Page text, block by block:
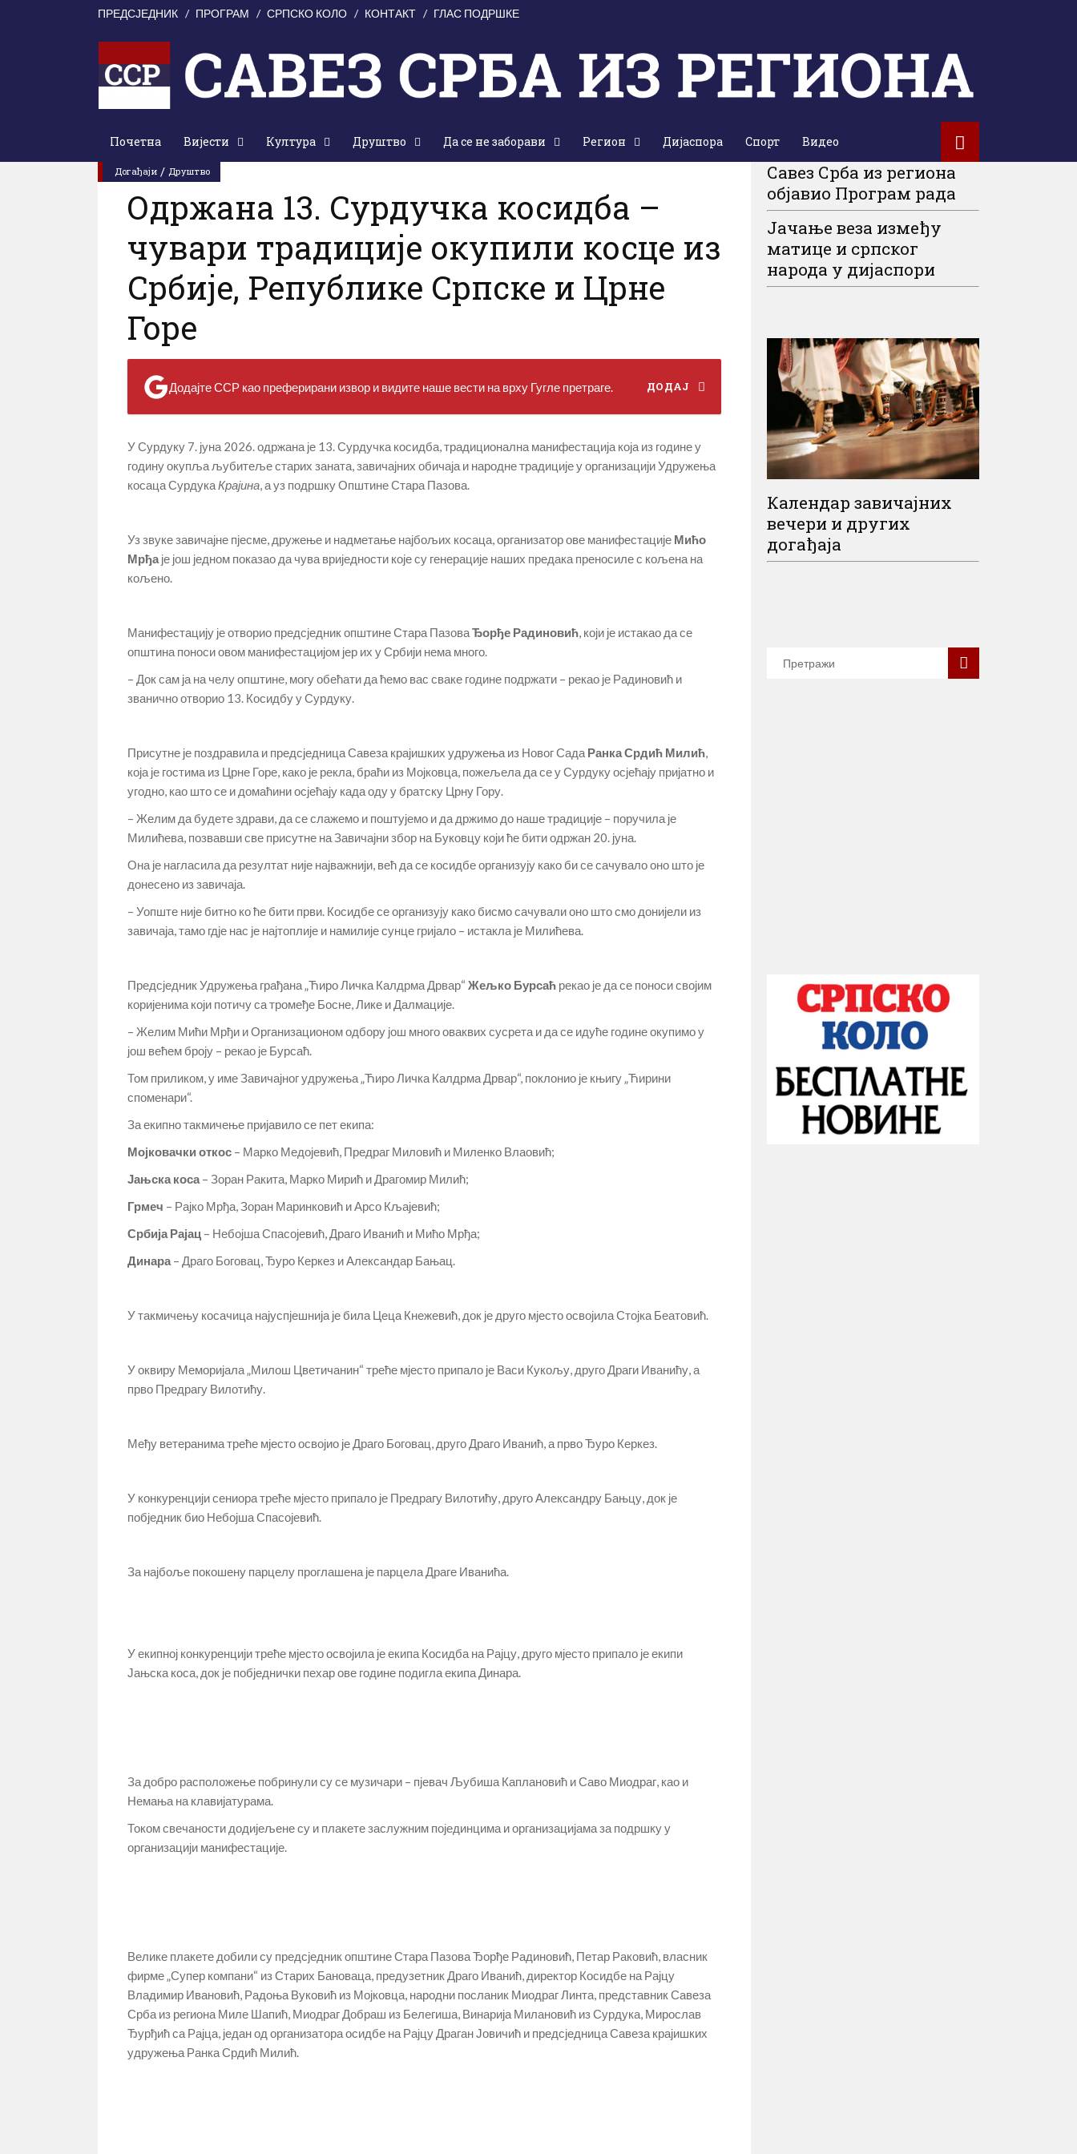
ПРЕДСЈЕДНИК ПРОГРАМ СРПСКО КОЛО КОНТАКТ ГЛАС ПОДРШКЕ
Почетна Вијести Култура Друштво Да се не заборави Регион Дијаспора Спорт Видео
Догађаји / Друштво
0 Коментари прегледа Уторак, 16. јун 2026.
Одржана 13. Сурдучка косидба –
чувари традиције окупили косце из
Србије, Републике Српске и Црне
Горе
Додајте ССР као преферирани извор и видите наше вести на врху Гугле претраге. ДОДАЈ
У Сурдуку 7. јуна 2026. одржана је 13. Сурдучка косидба, традиционална манифестација која из године у
годину окупља љубитеље старих заната, завичајних обичаја и народне традиције у организацији Удружења
косаца СурдукаКрајина, а уз подршку Општине Стара Пазова.
Уз звуке завичајне пјесме, дружење и надметање најбољих косаца, организатор ове манифестације Мићо
Мрђа је још једном показао да чува вриједности које су генерације наших предака преносиле с кољена на
кољено.
Манифестацију је отворио предсједник општине Стара ПазоваЂорђе Радиновић, који је истакао да се
општина поноси овом манифестацијом јер их у Србији нема много.
– Док сам ја на челу општине, могу обећати да ћемо вас сваке године подржати – рекао је Радиновић и
званично отворио 13. Косидбу у Сурдуку.
Присутне је поздравила и предсједница Савеза крајишких удружења из Новог Сада Ранка Срдић Милић,
која је гостима из Црне Горе, како је рекла, браћи из Мојковца, пожељела да се у Сурдуку осјећају пријатно и
угодно, као што се и домаћини осјећају када оду у братску Црну Гору.
– Желим да будете здрави, да се слажемо и поштујемо и да држимо до наше традиције – поручила је
Милићева, позвавши све присутне на Завичајни збор на Буковцу који ће бити одржан 20. јуна.
Она је нагласила да резултат није најважнији, већ да се косидбе организују како би се сачувало оно што је
донесено из завичаја.
– Уопште није битно ко ће бити први. Косидбе се организују како бисмо сачували оно што смо донијели из
завичаја, тамо гдје нас је најтоплије и намилије сунце гријало – истакла је Милићева.
Предсједник Удружења грађана „Ћиро Личка Калдрма Дрвар“ Жељко Бурсаћ рекао је да се поноси својим
коријенима који потичу са тромеђе Босне, Лике и Далмације.
– Желим Мићи Мрђи и Организационом одбору још много оваквих сусрета и да се идуће године окупимо у
још већем броју – рекао је Бурсаћ.
Том приликом, у име Завичајног удружења „Ћиро Личка Калдрма Дрвар“, поклонио је књигу „Ћирини
споменари“.
За екипно такмичење пријавило се пет екипа:
Мојковачки откос – Марко Медојевић, Предраг Миловић и Миленко Влаовић;
Јањска коса – Зоран Ракита, Марко Мирић и Драгомир Милић;
Грмеч – Рајко Мрђа, Зоран Маринковић и Арсо Кљајевић;
Србија Рајац – Небојша Спасојевић, Драго Иванић и Мићо Мрђа;
Динара – Драго Боговац, Ђуро Керкез и Александар Бањац.
У такмичењу косачица најуспјешнија је била Цеца Кнежевић, док је друго мјесто освојила Стојка Беатовић.
У оквиру Меморијала „Милош Цветичанин“ треће мјесто припало је Васи Кукољу, друго Драги Иванићу, а
прво Предрагу Вилотићу.
Међу ветеранима треће мјесто освојио је Драго Боговац, друго Драго Иванић, а прво Ђуро Керкез.
У конкуренцији сениора треће мјесто припало је Предрагу Вилотићу, друго Александру Бањцу, док је
побједник био Небојша Спасојевић.
За најбоље покошену парцелу проглашена је парцела Драге Иванића.
У екипној конкуренцији треће мјесто освојила је екипа Косидба на Рајцу, друго мјесто припало је екипи
Јањска коса, док је побједнички пехар ове године подигла екипа Динара.
За добро расположење побринули су се музичари – пјевач Љубиша Каплановић и Саво Миодраг, као и
Немања на клавијатурама.
Током свечаности додијељене су и плакете заслужним појединцима и организацијама за подршку у
организацији манифестације.
Велике плакете добили су предсједник општине Стара Пазова Ђорђе Радиновић, Петар Раковић, власник
фирме „Супер компани“ из Старих Бановаца, предузетник Драго Иванић, директор Косидбе на Рајцу
Владимир Ивановић, Радоња Вуковић из Мојковца, народни посланик Миодраг Линта, представник Савеза
Срба из региона Миле Шапић, Миодраг Добраш из Белегиша, Винарија Милановић из Сурдука, Мирослав
Ђурђић са Рајца, један од организатора осидбе на Рајцу Драган Јовичић и предсједница Савеза крајишких
удружења Ранка Срдић Милић.
Савез Срба из региона
објавио Програм рада
Јачање веза између
матице и српског
народа у дијаспори
Календар завичајних
вечери и других
догађаја